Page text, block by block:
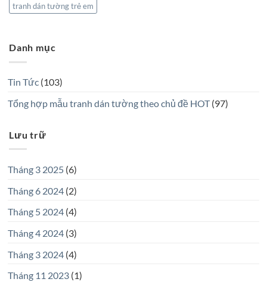
tranh dán tường trẻ em
Danh mục
Tin Tức(103)
Tổng hợp mẫu tranh dán tường theo chủ đề HOT(97)
Lưu trữ
Tháng 3 2025(6)
Tháng 6 2024(2)
Tháng 5 2024(4)
Tháng 4 2024(3)
Tháng 3 2024(4)
Tháng 11 2023(1)